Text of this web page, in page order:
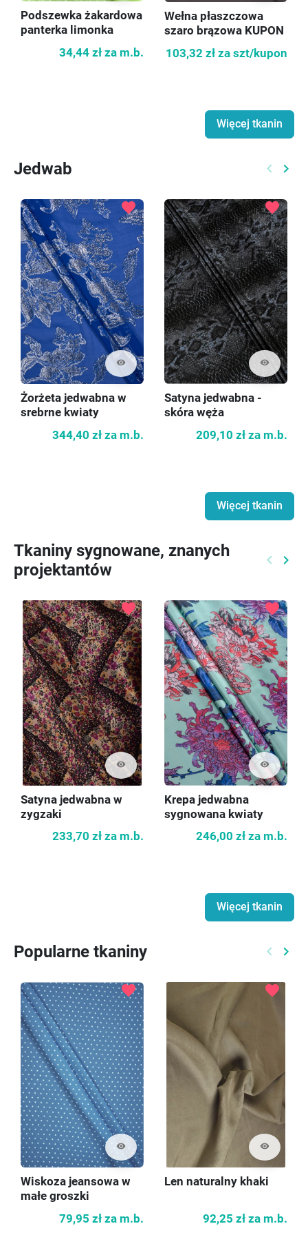
Podszewka żakardowa
panterka limonka
34,44 zł za m.b.
Wełna płaszczowa
szaro brązowa KUPON
103,32 zł za szt/kupon
Więcej tkanin
Jedwab keyboard_arrow_left keyboard_arrow_right
visibility
favorite
Żorżeta jedwabna w
srebrne kwiaty
344,40 zł za m.b.
visibility
favorite
Satyna jedwabna -
skóra węża
209,10 zł za m.b.
Więcej tkanin
Tkaniny sygnowane, znanych
projektantów
keyboard_arrow_left keyboard_arrow_right
visibility
favorite
Satyna jedwabna w
zygzaki
233,70 zł za m.b.
visibility
favorite
Krepa jedwabna
sygnowana kwiaty
246,00 zł za m.b.
Więcej tkanin
Popularne tkaniny keyboard_arrow_left keyboard_arrow_right
visibility
favorite
Wiskoza jeansowa w
małe groszki
79,95 zł za m.b.
visibility
favorite
Len naturalny khaki
92,25 zł za m.b.